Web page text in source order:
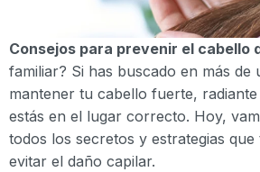
Consejos para prevenir el cabello
familiar? Si has buscado en más de
mantener tu cabello fuerte,
estás en el lugar correcto. Hoy,
todos los secretos y estrategias que
evitar el daño capilar.